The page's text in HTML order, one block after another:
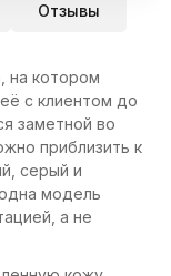
Отзывы
на котором
с клиентом до
заметной во
приблизить к
серый и
модель
а не